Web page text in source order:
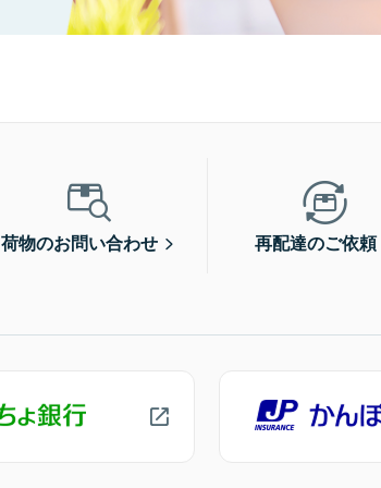
荷物のお問い合わせ 再配達のご依頼